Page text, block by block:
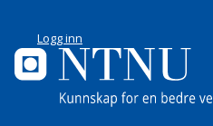
Logg inn